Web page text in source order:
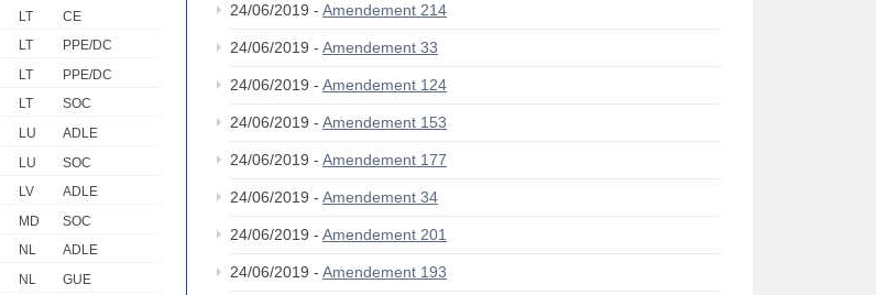
LT
CE
LT
PPE/DC
LT
PPE/DC
LT
SOC
LU
ADLE
LU
SOC
LV
ADLE
MD
SOC
NL
ADLE
NL
GUE
24/06/2019 - Amendement 214
24/06/2019 - Amendement 33
24/06/2019 - Amendement 124
24/06/2019 - Amendement 153
24/06/2019 - Amendement 177
24/06/2019 - Amendement 34
24/06/2019 - Amendement 201
24/06/2019 - Amendement 193